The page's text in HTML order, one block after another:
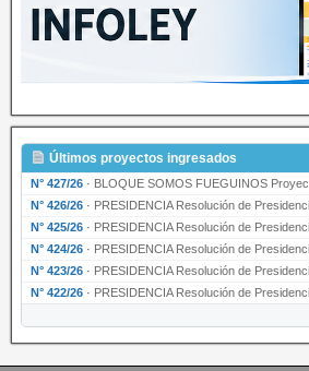
Últimos proyectos ingresados
N° 427/26 · BLOQUE SOMOS FUEGUINOS Proyecto de Declaración
N° 426/26 · PRESIDENCIA Resolución de Presidencia N° 216/26
N° 425/26 · PRESIDENCIA Resolución de Presidencia N° 212/26
N° 424/26 · PRESIDENCIA Resolución de Presidencia Nº 210/26
N° 423/26 · PRESIDENCIA Resolución de Presidencia Nº 209/26
N° 422/26 · PRESIDENCIA Resolución de Presidencia